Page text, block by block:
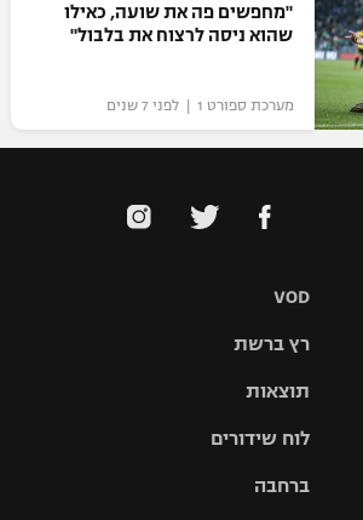
"מחפשים פה את שועה, כאילו
שהוא ניסה לרצוח את בלבול"
מערכת ספורט 1 | לפני 7 שנים
VOD
רץ ברשת
תוצאות
לוח שידורים
ברחבה